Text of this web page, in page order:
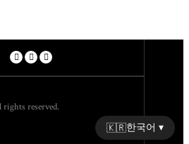
reserved.
🇰🇷한국어 ▾